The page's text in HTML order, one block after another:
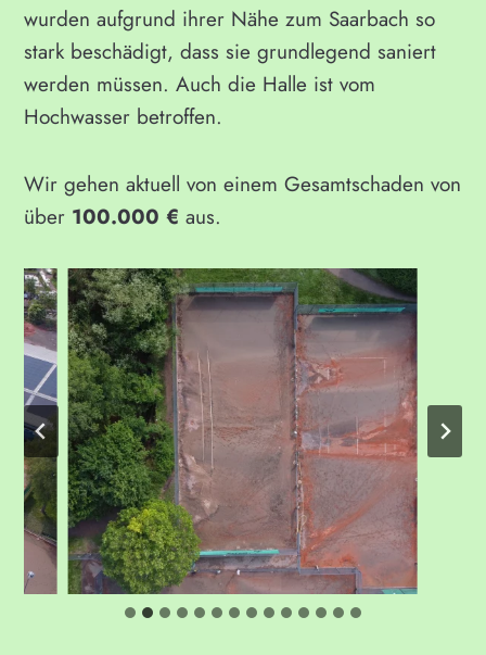
wurden aufgrund ihrer Nähe zum Saarbach so
stark beschädigt, dass sie grundlegend saniert
werden müssen. Auch die Halle ist vom
Hochwasser betroffen.
Wir gehen aktuell von einem Gesamtschaden von
über 100.000 € aus.